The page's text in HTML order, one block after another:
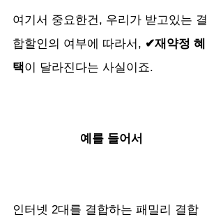
여기서 중요한건, 우리가 받고있는 결
합할인의 여부에 따라서, ✔재약정 혜
택이 달라진다는 사실이죠.
예를 들어서
인터넷 2대를 결합하는 패밀리 결합